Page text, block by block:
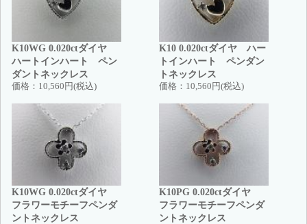
K10WG 0.020ctダイヤ
ハートインハート ペン
ダントネックレス
価格： 10,560円(税込)
K10 0.020ctダイヤ ハー
トインハート ペンダン
トネックレス
価格： 10,560円(税込)
K10WG 0.020ctダイヤ
フラワーモチーフペンダ
ントネックレス
K10PG 0.020ctダイヤ
フラワーモチーフペンダ
ントネックレス